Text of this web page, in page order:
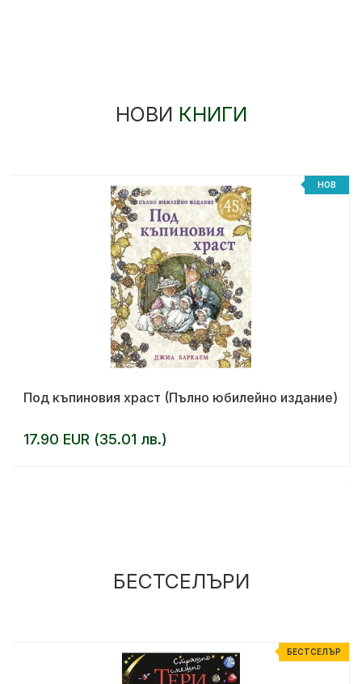
НОВИ КНИГИ
НОВ
Под къпиновия храст (Пълно юбилейно издание)
17.90 EUR (35.01 лв.)
БЕСТСЕЛЪРИ
БЕСТСЕЛЪР